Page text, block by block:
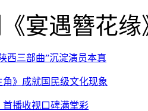
宴遇簪花
西三部曲”沉淀演员本真
》成就国民级文化现象
播收视口碑满堂彩